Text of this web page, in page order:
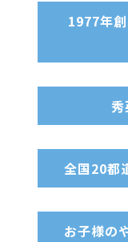
1977年
全国20都
お子様の